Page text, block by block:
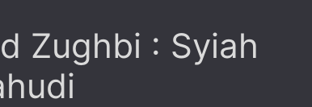
Zughbi : Syiah